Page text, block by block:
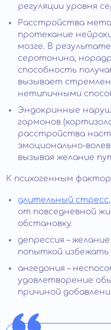
регуляции уровня
Расстройства
протекание
мозге. В
серотонина,
способность
вызывает
нетипичными
Эндокринные
гормонов
расстройства
эмоционально-
вызывая желание
К психогенным
длительный стресс
от повседневной
обстановку.
депрессия –
попыткой
ангедония –
удовлетворение
причиной